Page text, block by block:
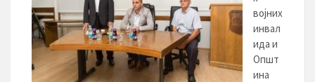
војних
инвал
ида и
Општ
ина